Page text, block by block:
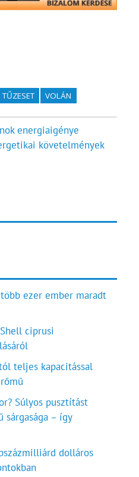
TŰZESET VOLÁN
energiaigénye
követelmények
ezer ember maradt
ciprusi
teljes kapacitással
Súlyos pusztítást
sárgasága – így
dolláros